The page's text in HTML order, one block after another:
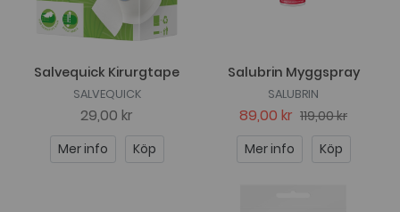
Salvequick Kirurgtape
SALVEQUICK
29,00 kr
Mer info Köp
Salubrin Myggspray
SALUBRIN
89,00 kr 119,00 kr
Mer info
Köp